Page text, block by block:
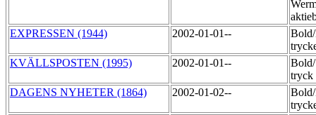
EXPRESSEN (1944)
2002-01-01--
KVÄLLSPOSTEN (1995)
2002-01-01--
Bold/
tryck
DAGENS NYHETER (1864)
2002-01-02--